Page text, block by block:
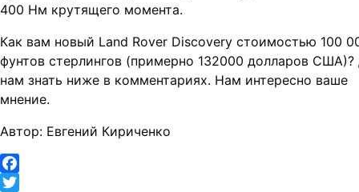
400 Нм крутящего момента.
Как вам новый Land Rover Discovery стоимостью 100
фунтов стерлингов (примерно 132000 долларов США)?
нам знать ниже в комментариях. Нам интересно ваше
мнение.
Автор: Евгений Кириченко
Facebook